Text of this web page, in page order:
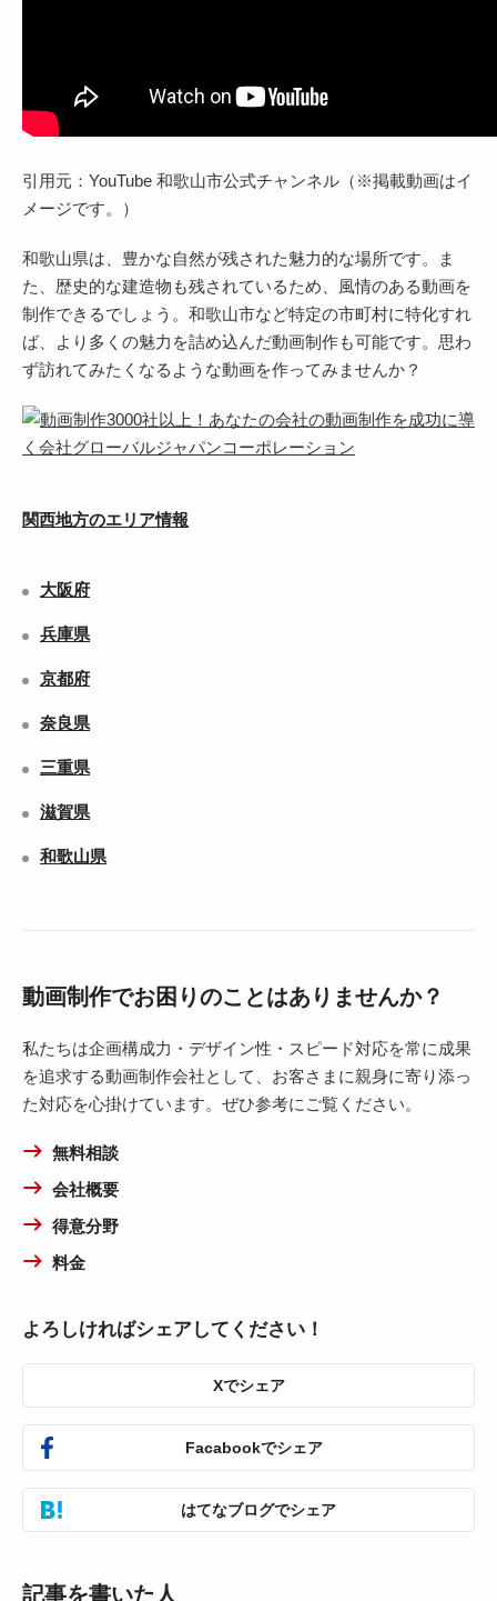
引用元：YouTube 和歌山市公式チャンネル（※掲載動画はイ
メージです。）
和歌山県は、豊かな自然が残された魅力的な場所です。ま
た、歴史的な建造物も残されているため、風情のある動画を
制作できるでしょう。和歌山市など特定の市町村に特化すれ
ば、より多くの魅力を詰め込んだ動画制作も可能です。思わ
ず訪れてみたくなるような動画を作ってみませんか？
関西地方のエリア情報
大阪府
兵庫県
京都府
奈良県
三重県
滋賀県
和歌山県
動画制作でお困りのことはありませんか？
私たちは企画構成力・デザイン性・スピード対応を常に成果
を追求する動画制作会社として、お客さまに親身に寄り添っ
た対応を心掛けています。ぜひ参考にご覧ください。
無料相談
会社概要
得意分野
料金
よろしければシェアしてください！
Xでシェア
Facabookでシェア
はてなブログでシェア
記事を書いた人